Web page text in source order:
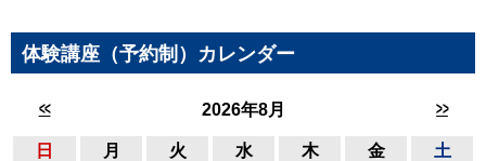
体験講座（予約制）カレンダー
<< 2026年8月 >>
日 月 火 水 木 金
土